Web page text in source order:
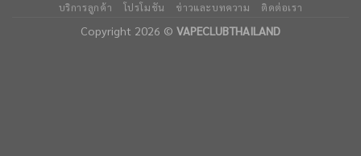
บริการลูกค้า โปรโมชัน ข่าวและบทความ ติดต่อเรา
Copyright 2026 © VAPECLUBTHAILAND